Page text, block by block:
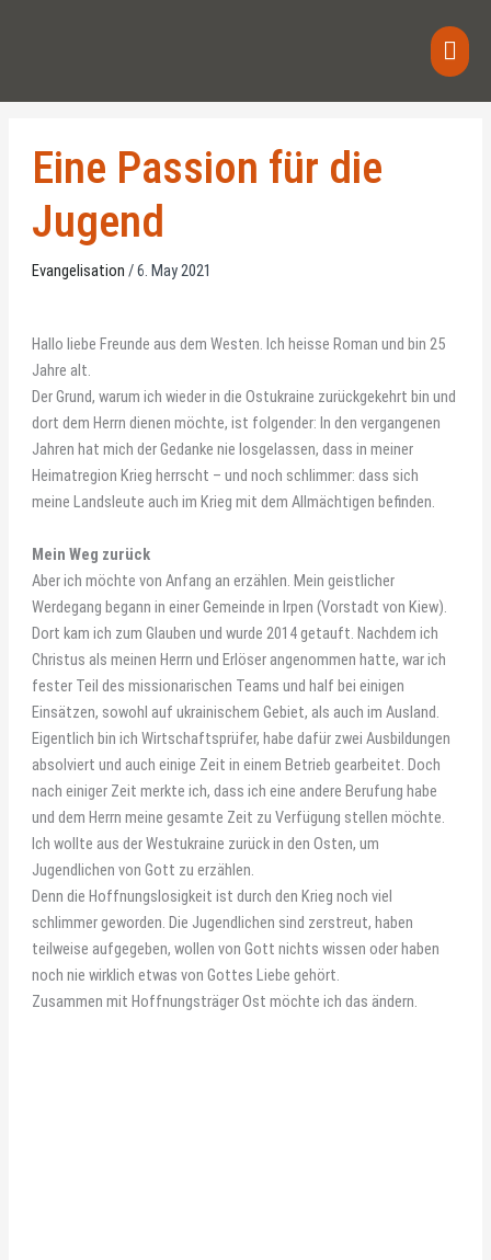
Main
Eine Passion für die
Jugend
Evangelisation /6. May 2021
Hallo liebe Freunde aus dem Westen. Ich heisse Roman und bin 25
Jahre alt.
Der Grund, warum ich wieder in die Ostukraine zurückgekehrt bin und
dort dem Herrn dienen möchte, ist folgender: In den vergangenen
Jahren hat mich der Gedanke nie losgelassen, dass in meiner
Heimatregion Krieg herrscht – und noch schlimmer: dass sich
meine Landsleute auch im Krieg mit dem Allmächtigen befinden.
Mein Weg zurück
Aber ich möchte von Anfang an erzählen. Mein geistlicher
Werdegang begann in einer Gemeinde in Irpen (Vorstadt von Kiew).
Dort kam ich zum Glauben und wurde 2014 getauft. Nachdem ich
Christus als meinen Herrn und Erlöser angenommen hatte, war ich
fester Teil des missionarischen Teams und half bei einigen
Einsätzen, sowohl auf ukrainischem Gebiet, als auch im Ausland.
Eigentlich bin ich Wirtschaftsprüfer, habe dafür zwei Ausbildungen
absolviert und auch einige Zeit in einem Betrieb gearbeitet. Doch
nach einiger Zeit merkte ich, dass ich eine andere Berufung habe
und dem Herrn meine gesamte Zeit zu Verfügung stellen möchte.
Ich wollte aus der Westukraine zurück in den Osten, um
Jugendlichen von Gott zu erzählen.
Denn die Hoffnungslosigkeit ist durch den Krieg noch viel
schlimmer geworden. Die Jugendlichen sind zerstreut, haben
teilweise aufgegeben, wollen von Gott nichts wissen oder haben
noch nie wirklich etwas von Gottes Liebe gehört.
Zusammen mit Hoffnungsträger Ost möchte ich das ändern.